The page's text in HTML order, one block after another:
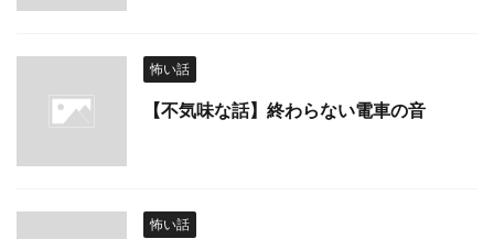
怖い話
【不気味な話】終わらない電車の音
怖い話